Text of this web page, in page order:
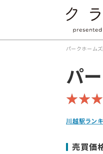
パークホーム
パ
川越駅ラン
売買価